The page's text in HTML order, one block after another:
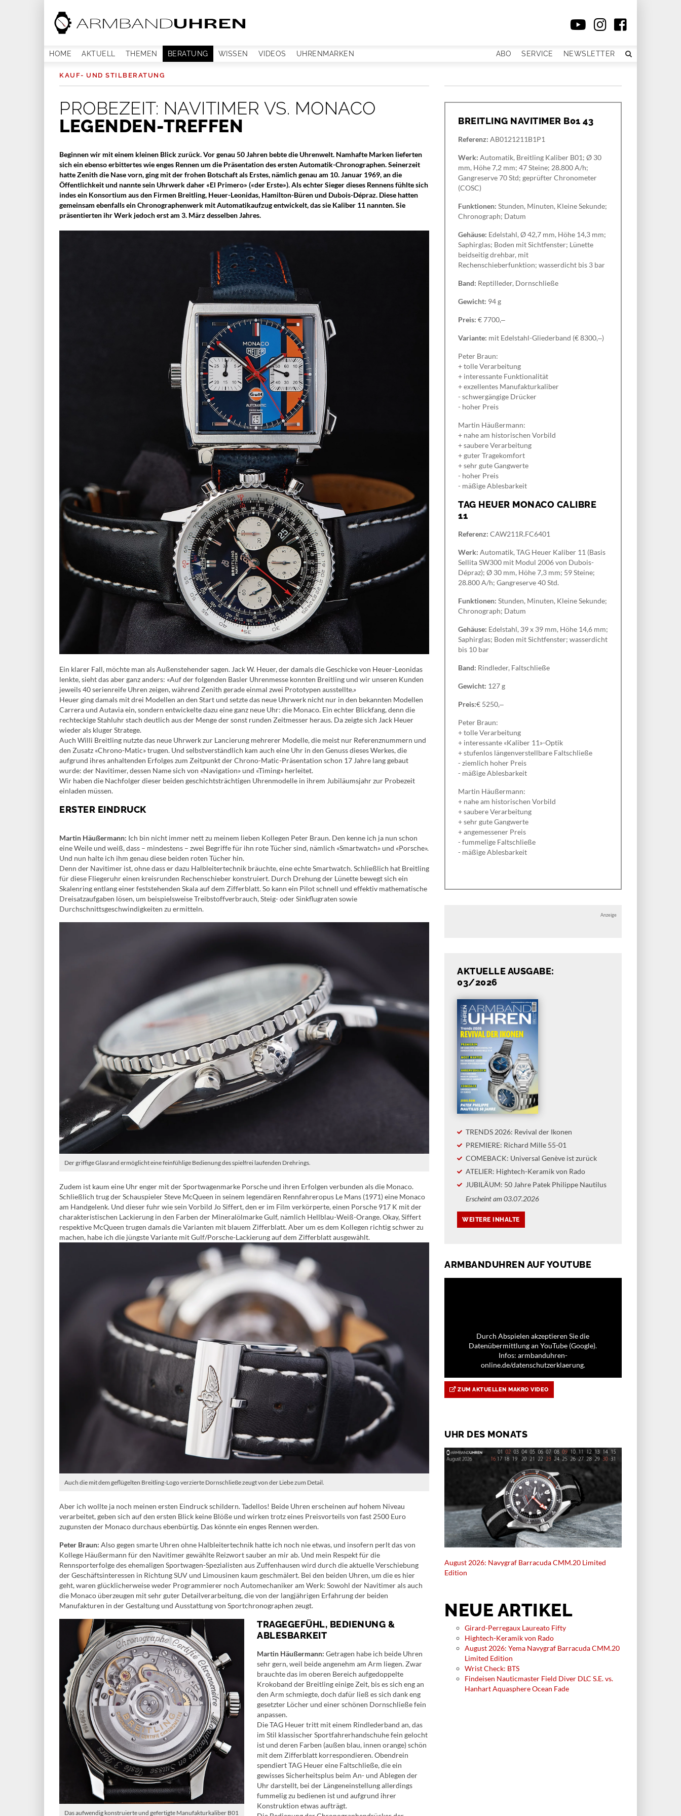
HOME AKTUELL THEMEN BERATUNG WISSEN VIDEOS UHRENMARKEN ABO SERVICE NEWSLETTER
KAUF- UND STILBERATUNG
PROBEZEIT: NAVITIMER VS. MONACO
LEGENDEN-TREFFEN
Beginnen wir mit einem kleinen Blick zurück. Vor genau 50 Jahren bebte die Uhrenwelt. Namhafte Marken lieferten
sich ein ebenso erbittertes wie enges Rennen um die Präsentation des ersten Automatik-Chronographen. Seinerzeit
hatte Zenith die Nase vorn, ging mit der frohen Botschaft als Erstes, nämlich genau am 10. Januar 1969, an die
Öffentlichkeit und nannte sein Uhrwerk daher «El Primero» («der Erste»). Als echter Sieger dieses Rennens fühlte sich
indes ein Konsortium aus den Firmen Breitling, Heuer-Leonidas, Hamilton-Büren und Dubois-Dépraz. Diese hatten
gemeinsam ebenfalls ein Chronographenwerk mit Automatikaufzug entwickelt, das sie Kaliber 11 nannten. Sie
präsentierten ihr Werk jedoch erst am 3. März desselben Jahres.
Ein klarer Fall, möchte man als Außenstehender sagen. Jack W. Heuer, der damals die Geschicke von Heuer-Leonidas
lenkte, sieht das aber ganz anders: «Auf der folgenden Basler Uhrenmesse konnten Breitling und wir unseren Kunden
jeweils 40 serienreife Uhren zeigen, während Zenith gerade einmal zwei Prototypen ausstellte.»
Heuer ging damals mit drei Modellen an den Start und setzte das neue Uhrwerk nicht nur in den bekannten Modellen
Carrera und Autavia ein, sondern entwickelte dazu eine ganz neue Uhr: die Monaco. Ein echter Blickfang, denn die
rechteckige Stahluhr stach deutlich aus der Menge der sonst runden Zeitmesser heraus. Da zeigte sich Jack Heuer
wieder als kluger Stratege.
Auch Willi Breitling nutzte das neue Uhrwerk zur Lancierung mehrerer Modelle, die meist nur Referenznummern und
den Zusatz «Chrono-Matic» trugen. Und selbstverständlich kam auch eine Uhr in den Genuss dieses Werkes, die
aufgrund ihres anhaltenden Erfolges zum Zeitpunkt der Chrono-Matic-Präsentation schon 17 Jahre lang gebaut
wurde: der Navitimer, dessen Name sich von «Navigation» und «Timing» herleitet.
Wir haben die Nachfolger dieser beiden geschichtsträchtigen Uhrenmodelle in ihrem Jubiläumsjahr zur Probezeit
einladen müssen.
ERSTER EINDRUCK
Martin Häußermann: Ich bin nicht immer nett zu meinem lieben Kollegen Peter Braun. Den kenne ich ja nun schon
eine Weile und weiß, dass – mindestens – zwei Begriffe für ihn rote Tücher sind, nämlich «Smartwatch» und «Porsche».
Und nun halte ich ihm genau diese beiden roten Tücher hin.
Denn der Navitimer ist, ohne dass er dazu Halbleitertechnik bräuchte, eine echte Smartwatch. Schließlich hat Breitling
für diese Fliegeruhr einen kreisrunden Rechenschieber konstruiert. Durch Drehung der Lünette bewegt sich ein
Skalenring entlang einer feststehenden Skala auf dem Zifferblatt. So kann ein Pilot schnell und effektiv mathematische
Dreisatzaufgaben lösen, um beispielsweise Treibstoffverbrauch, Steig- oder Sinkflugraten sowie
Durchschnittsgeschwindigkeiten zu ermitteln.
Der griffige Glasrand ermöglicht eine feinfühlige Bedienung des spielfrei laufenden Drehrings.
Zudem ist kaum eine Uhr enger mit der Sportwagenmarke Porsche und ihren Erfolgen verbunden als die Monaco.
Schließlich trug der Schauspieler Steve McQueen in seinem legendären Rennfahreropus Le Mans (1971) eine Monaco
am Handgelenk. Und dieser fuhr wie sein Vorbild Jo Siffert, den er im Film verkörperte, einen Porsche 917 K mit der
charakteristischen Lackierung in den Farben der Mineralölmarke Gulf, nämlich Hellblau-Weiß-Orange. Okay, Siffert
respektive McQueen trugen damals die Varianten mit blauem Zifferblatt. Aber um es dem Kollegen richtig schwer zu
machen, habe ich die jüngste Variante mit Gulf/Porsche-Lackierung auf dem Zifferblatt ausgewählt.
Auch die mit dem geflügelten Breitling-Logo verzierte Dornschließe zeugt von der Liebe zum Detail.
Aber ich wollte ja noch meinen ersten Eindruck schildern. Tadellos! Beide Uhren erscheinen auf hohem Niveau
verarbeitet, geben sich auf den ersten Blick keine Blöße und wirken trotz eines Preisvorteils von fast 2500 Euro
zugunsten der Monaco durchaus ebenbürtig. Das könnte ein enges Rennen werden.
Peter Braun: Also gegen smarte Uhren ohne Halbleitertechnik hatte ich noch nie etwas, und insofern perlt das von
Kollege Häußermann für den Navitimer gewählte Reizwort sauber an mir ab. Und mein Respekt für die
Rennsporterfolge des ehemaligen Sportwagen-Spezialisten aus Zuffenhausen wird durch die aktuelle Verschiebung
der Geschäftsinteressen in Richtung SUV und Limousinen kaum geschmälert. Bei den beiden Uhren, um die es hier
geht, waren glücklicherweise weder Programmierer noch Automechaniker am Werk: Sowohl der Navitimer als auch
die Monaco überzeugen mit sehr guter Detailverarbeitung, die von der langjährigen Erfahrung der beiden
Manufakturen in der Gestaltung und Ausstattung von Sportchronographen zeugt.
Das aufwendig konstruierte und gefertigte Manufakturkaliber B01
TRAGEGEFÜHL, BEDIENUNG &
ABLESBARKEIT
Martin Häußermann: Getragen habe ich beide Uhren
sehr gern, weil beide angenehm am Arm liegen. Zwar
brauchte das im oberen Bereich aufgedoppelte
Krokoband der Breitling einige Zeit, bis es sich eng an
den Arm schmiegte, doch dafür ließ es sich dank eng
gesetzter Löcher und einer schönen Dornschließe fein
anpassen.
Die TAG Heuer tritt mit einem Rindlederband an, das
im Stil klassischer Sportfahrerhandschuhe fein gelocht
ist und deren Farben (außen blau, innen orange) schön
mit dem Zifferblatt korrespondieren. Obendrein
spendiert TAG Heuer eine Faltschließe, die ein
gewisses Sicherheitsplus beim An- und Ablegen der
Uhr darstellt, bei der Längeneinstellung allerdings
fummelig zu bedienen ist und aufgrund ihrer
Konstruktion etwas aufträgt.
BREITLING NAVITIMER B01 43
Referenz: AB0121211B1P1
Werk: Automatik, Breitling Kaliber B01; Ø 30
mm, Höhe 7,2 mm; 47 Steine; 28.800 A/h;
Gangreserve 70 Std; geprüfter Chronometer
(COSC)
Funktionen: Stunden, Minuten, Kleine Sekunde;
Chronograph; Datum
Gehäuse: Edelstahl, Ø 42,7 mm, Höhe 14,3 mm;
Saphirglas; Boden mit Sichtfenster; Lünette
beidseitig drehbar, mit
Rechenschieberfunktion; wasserdicht bis 3 bar
Band: Reptilleder, Dornschließe
Gewicht: 94 g
Preis: € 7700,‒
Variante: mit Edelstahl-Gliederband (€ 8300,‒)
Peter Braun:
+ tolle Verarbeitung
+ interessante Funktionalität
+ exzellentes Manufakturkaliber
- schwergängige Drücker
- hoher Preis
Martin Häußermann:
+ nahe am historischen Vorbild
+ saubere Verarbeitung
+ guter Tragekomfort
+ sehr gute Gangwerte
- hoher Preis
- mäßige Ablesbarkeit
TAG HEUER MONACO CALIBRE
11
Referenz: CAW211R.FC6401
Werk: Automatik, TAG Heuer Kaliber 11 (Basis
Sellita SW300 mit Modul 2006 von Dubois-
Dépraz); Ø 30 mm, Höhe 7,3 mm; 59 Steine;
28.800 A/h; Gangreserve 40 Std.
Funktionen: Stunden, Minuten, Kleine Sekunde;
Chronograph; Datum
Gehäuse: Edelstahl, 39 x 39 mm, Höhe 14,6 mm;
Saphirglas; Boden mit Sichtfenster; wasserdicht
bis 10 bar
Band: Rindleder, Faltschließe
Gewicht: 127 g
Preis:€ 5250,‒
Peter Braun:
+ tolle Verarbeitung
+ interessante «Kaliber 11»-Optik
+ stufenlos längenverstellbare Faltschließe
- ziemlich hoher Preis
- mäßige Ablesbarkeit
Martin Häußermann:
+ nahe am historischen Vorbild
+ saubere Verarbeitung
+ sehr gute Gangwerte
+ angemessener Preis
- fummelige Faltschließe
- mäßige Ablesbarkeit
Anzeige
AKTUELLE AUSGABE:
03/2026
TRENDS 2026: Revival der Ikonen
PREMIERE: Richard Mille 55-01
COMEBACK: Universal Genève ist zurück
ATELIER: Hightech-Keramik von Rado
JUBILÄUM: 50 Jahre Patek Philippe Nautilus
Erscheint am 03.07.2026
ARMBANDUHREN AUF YOUTUBE
Durch Abspielen akzeptieren Sie die
Datenübermittlung an YouTube (Google).
Infos: armbanduhren-
online.de/datenschutzerklaerung.
ZUM AKTUELLEN MAKRO VIDEO
UHR DES MONATS
August 2026: Navygraf Barracuda CMM.20 Limited
Edition
NEUE ARTIKEL
Girard-Perregaux Laureato Fifty
Hightech-Keramik von Rado
August 2026: Yema Navygraf Barracuda CMM.20
Limited Edition
Wrist Check: BTS
Findeisen Nauticmaster Field Diver DLC S.E. vs.
Hanhart Aquasphere Ocean Fade